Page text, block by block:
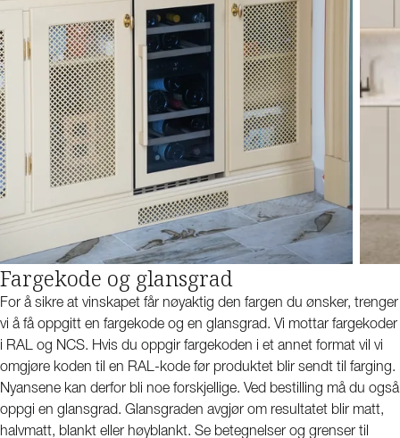
Fargekode og glansgrad
For å sikre at vinskapet får nøyaktig den fargen du ønsker, trenger
vi å få oppgitt en fargekode og en glansgrad. Vi mottar fargekoder
i RAL og NCS. Hvis du oppgir fargekoden i et annet format vil vi
omgjøre koden til en RAL-kode før produktet blir sendt til farging.
Nyansene kan derfor bli noe forskjellige. Ved bestilling må du også
oppgi en glansgrad. Glansgraden avgjør om resultatet blir matt,
halvmatt, blankt eller høyblankt. Se betegnelser og grenser til